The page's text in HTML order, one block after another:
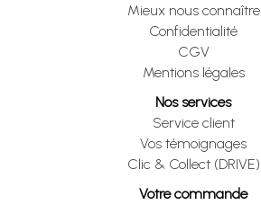
Mieux nous connaître
Confidentialité
CGV
Mentions légales
Nos services
Service client
Vos témoignages
Clic & Collect (DRIVE)
Votre commande